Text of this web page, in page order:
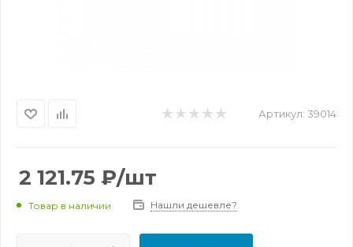
Артикул: 39014
2 121.75 ₽/шт
Товар в наличии Нашли дешевле?